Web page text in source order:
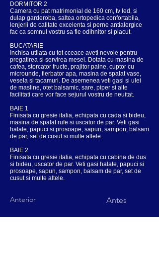
DORMITOR 2
Camera cu pat matrimonial de 160 cm, tv led, si
dulap garderoba, saltea ortopedica confortabila,
lenjerii de calitate excelenta si perne antialergice
fac ca somnul vostru sa fie odihnitor si placut.
BUCATARIE
Inchisa utilata cu tot cceace aveti nevoie pentru
pregatirea si servirea mesei. Dotata cu masina de
cafea, storcator fructe, prajitor paine, cuptor cu
microunde, fierbator apa, masina de spalat vase,
vesela si tacamuri. De asemenea veti gasi si ulei
de masline, otet balsamic, sare, piper si alte
facilitati care vor face sejurul vostru de neuitat.
BAIE 1
Finisata cu gresie italia, echipata cu cada si bideu,
masina de spalat rufe si uscator de par. Veti gasi
halate, papuci si prosoape, sapun, sampon, balsam
de par, set de cusut si multe altele.
BAIE 2
Finisata cu gresie italia, echipata cu cabina de dus
si bideu, uscator de par. Veti gasi halate, papuci si
prosoape, sapun, sampon, balsam de par, set de
cusut si multe altele.
Anterior Antes